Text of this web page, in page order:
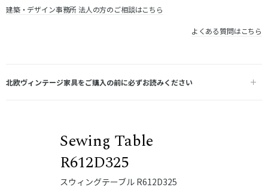
建築・デザイン事務所 法人の方のご相談はこちら
よくある質問はこちら
北欧ヴィンテージ家具をご購入の前に必ずお読みください
Sewing Table
R612D325
スウィングテーブル R612D325